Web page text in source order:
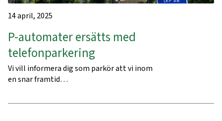
14 april, 2025
P-automater ersätts med
telefonparkering
Vi vill informera dig som parkör att vi inom
en snar framtid…